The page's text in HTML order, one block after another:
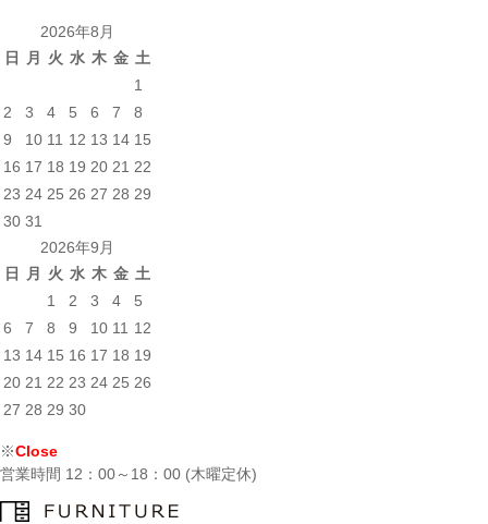
2026年8月
日
月 火 水 木 金 土
1
2
3 4 5 6 7
8
9
10 11 12 13 14 15
16 17 18 19 20 21 22
23 24 25 26 27 28 29
30 31
2026年9月
日
月 火 水 木 金 土
1
2 3 4
5
6
7 8 9 10 11 12
13 14 15 16 17 18 19
20 21 22 23 24 25 26
27 28 29 30
※Close
営業時間 12：00～18：00 (木曜定休)